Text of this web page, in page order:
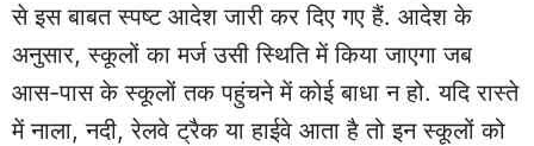
से इस बाबत स्पष्ट आदेश जारी कर दिए गए हैं. आदेश के
अनुसार, स्कूलों का मर्ज उसी स्थिति में किया जाएगा जब
आस-पास के स्कूलों तक पहुंचने में कोई बाधा न हो. यदि रास्ते
में नाला, नदी, रेलवे ट्रैक या हाईवे आता है तो इन स्कूलों को